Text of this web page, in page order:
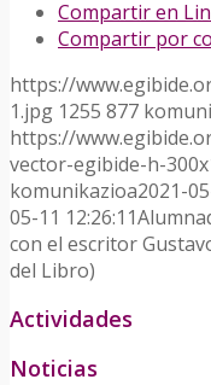
Compartir en
Compartir por
https://
1.jpg 1255 877
https://
vector-egibide-h-
komunikazioa2021-
05-11 12:26:11
con el escritor
del Libro)
Actividades
Noticias